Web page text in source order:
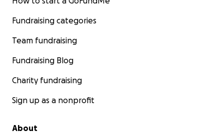
Fundraising categories
Team fundraising
Fundraising Blog
Charity fundraising
Sign up as a nonprofit
About